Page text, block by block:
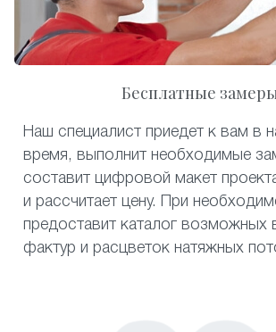
Бесплатные
Наш специалист приедет к вам в
время, выполнит необходимые
составит цифровой макет
и рассчитает цену. При
предоставит каталог возможных
фактур и расцветок натяжных